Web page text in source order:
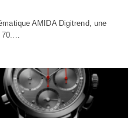
AMIDA Digitrend, une
70.…